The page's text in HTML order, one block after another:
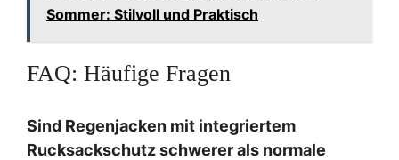
Sommer: Stilvoll und Praktisch
FAQ: Häufige Fragen
Sind Regenjacken mit integriertem
Rucksackschutz schwerer als normale